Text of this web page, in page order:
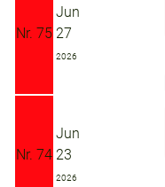
Nr. 75
Jun
27
2026
Nr. 74
Jun
23
2026